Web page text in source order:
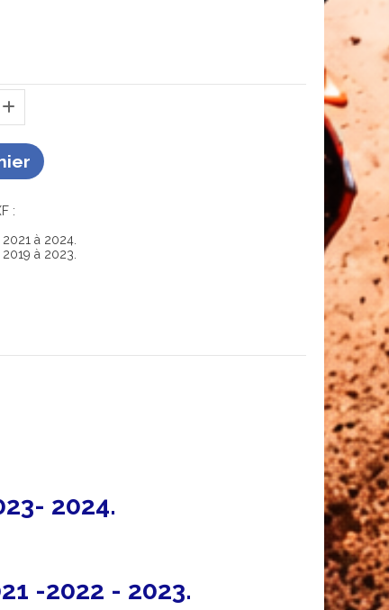
:
à 2024.
à 2023.
2024.
-2022 - 2023.